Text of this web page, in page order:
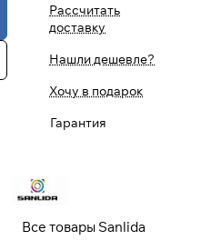
Рассчитать
доставку
Нашли дешевле?
Хочу в подарок
Гарантия
Все товары Sanlida
оплатыПЛАЙТ
только
банка